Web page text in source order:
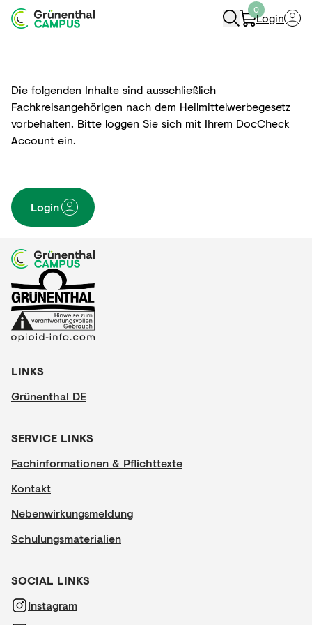
0
Login
Die folgenden Inhalte sind ausschließlich
Fachkreisangehörigen nach dem Heilmittelwerbegesetz
vorbehalten. Bitte loggen Sie sich mit Ihrem DocCheck
Account ein.
Login
LINKS
Grünenthal DE
SERVICE LINKS
Fachinformationen & Pflichttexte
Kontakt
Nebenwirkungsmeldung
Schulungsmaterialien
SOCIAL LINKS
Instagram